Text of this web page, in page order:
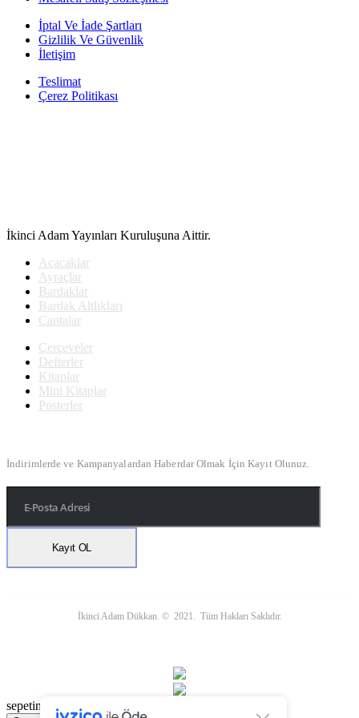
İptal Ve İade Şartları
Gizlilik Ve Güvenlik
İletişim
Teslimat
Çerez Politikası
İkinci Adam Yayınları Kuruluşuna Aittir.
Açacaklar
Ayraçlar
Bardaklar
Bardak Altlıkları
Çantalar
Çerçeveler
Defterler
Kitaplar
Mini Kitaplar
Posterler
İndirimlerde ve Kampanyalardan Haberdar Olmak İçin Kayıt Olunuz.
İkinci Adam Dükkan. © 2021. Tüm Hakları Saklıdır.
sepetinize eklendi.